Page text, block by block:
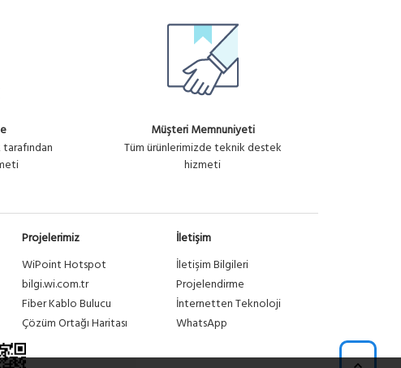
Müşteri Memnuniyeti
Tüm ürünlerimizde teknik destek
hizmeti
Projelerimiz
WiPoint Hotspot
bilgi.wi.com.tr
Fiber Kablo Bulucu
Çözüm Ortağı Haritası
İletişim
İletişim Bilgileri
Projelendirme
İnternetten Teknoloji
WhatsApp